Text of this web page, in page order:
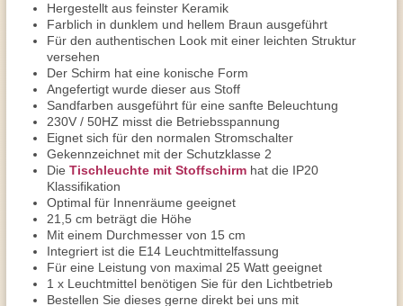
Hergestellt aus feinster Keramik
Farblich in dunklem und hellem Braun ausgeführt
Für den authentischen Look mit einer leichten Struktur
versehen
Der Schirm hat eine konische Form
Angefertigt wurde dieser aus Stoff
Sandfarben ausgeführt für eine sanfte Beleuchtung
230V / 50HZ misst die Betriebsspannung
Eignet sich für den normalen Stromschalter
Gekennzeichnet mit der Schutzklasse 2
Die Tischleuchte mit Stoffschirm hat die IP20
Klassifikation
Optimal für Innenräume geeignet
21,5 cm beträgt die Höhe
Mit einem Durchmesser von 15 cm
Integriert ist die E14 Leuchtmittelfassung
Für eine Leistung von maximal 25 Watt geeignet
1 x Leuchtmittel benötigen Sie für den Lichtbetrieb
Bestellen Sie dieses gerne direkt bei uns mit